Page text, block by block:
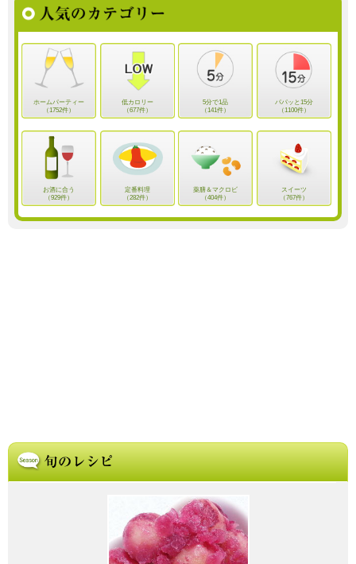
ホームパーティー
（1752件）
低カロリー
（677件）
5分で1品
（141件）
パパッと15分
（1100件）
お酒に合う
（929件）
定番料理
（282件）
薬膳＆マクロビ
（404件）
スイーツ
（767件）